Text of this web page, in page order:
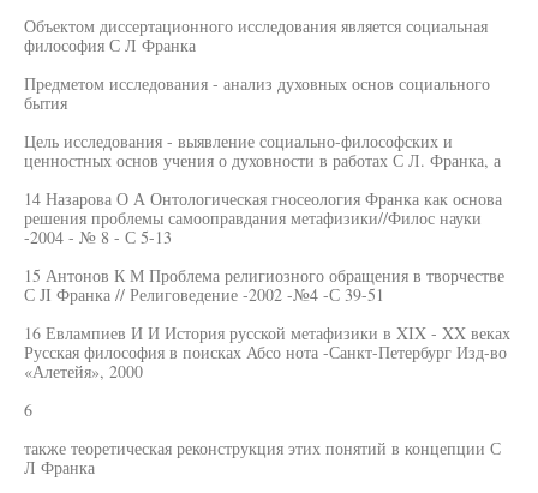
Объектом диссертационного исследования является социальная
философия С Л Франка
Предметом исследования - анализ духовных основ социального
бытия
Цель исследования - выявление социально-философских и
ценностных основ учения о духовности в работах С Л. Франка, а
14 Назарова О А Онтологическая гносеология Франка как основа
решения проблемы самооправдания метафизики//Филос науки
-2004 - № 8 - С 5-13
15 Антонов К М Проблема религиозного обращения в творчестве
С JI Франка // Религоведение -2002 -№4 -С 39-51
16 Евлампиев И И История русской метафизики в XIX - XX веках
Русская философия в поисках Абсо нота -Санкт-Петербург Изд-во
«Алетейя», 2000
6
также теоретическая реконструкция этих понятий в концепции С
Л Франка